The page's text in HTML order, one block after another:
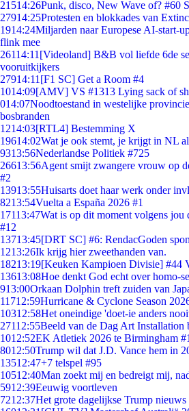
21514:26Punk, disco, New Wave of? #60
27914:25Protesten en blokkades van
1914:24Miljarden naar Europese AI-start-
flink mee
26114:11 [Videoland] B&B vol liefde 6de
vooruitkijkers
27914:11 [F1 SC] Get a Room #4
1014:09[AMV] VS #1313 Lying sack of
014:07Noodtoestand in westelijke
bosbranden
1214:03[RTL4] Bestemming X
19614:02Wat je ook stemt, je krijgt in NL
9313:56Nederlandse Politiek #725
26613:56Agent smijt zwangere vrouw op
#2
13913:55Huisarts doet haar werk onder
8213:54Vuelta a España 2026 #1
17113:47Wat is op dit moment volgens jou
#12
13713:45[DRT SC] #6: RendacGoden
1213:26Ik krijg hier zweethanden van.
18213:19[Keuken Kampioen Divisie] #44
13613:08Hoe denkt God echt over homo-
913:00Orkaan Dolphin treft zuiden van
11712:59Hurricane & Cyclone Season
10312:58Het oneindige 'doet-ie anders
27112:55Beeld van de Dag Art Installation
1012:52EK Atletiek 2026 te Birmingham #1
8012:50Trump wil dat J.D. Vance hem in
13512:47+7 telspel #95
10512:40Man zoekt mij en bedreigt mij,
5912:39Eeuwig voortleven
7212:37Het grote dagelijkse Trump nieuws